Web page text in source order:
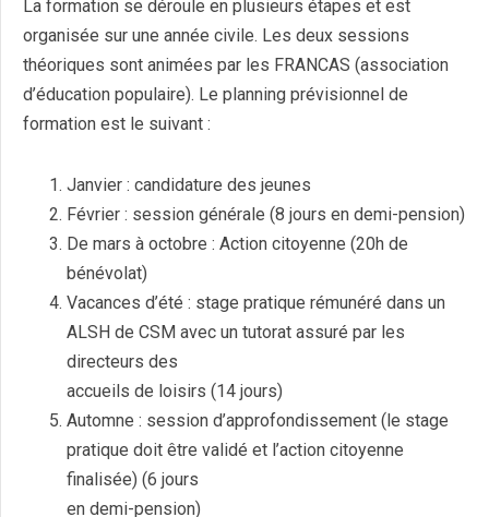
La formation se déroule en plusieurs étapes et est
organisée sur une année civile. Les deux sessions
théoriques sont animées par les FRANCAS (association
d’éducation populaire). Le planning prévisionnel de
formation est le suivant :
Janvier : candidature des jeunes
Février : session générale (8 jours en demi-pension)
De mars à octobre : Action citoyenne (20h de
bénévolat)
Vacances d’été : stage pratique rémunéré dans un
ALSH de CSM avec un tutorat assuré par les
directeurs des
accueils de loisirs (14 jours)
Automne : session d’approfondissement (le stage
pratique doit être validé et l’action citoyenne
finalisée) (6 jours
en demi-pension)